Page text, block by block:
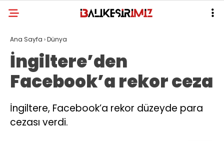
Ana Sayfa ›Dünya
İngiltere’den
Facebook’a rekor ceza
İngiltere, Facebook’a rekor düzeyde para
cezası verdi.